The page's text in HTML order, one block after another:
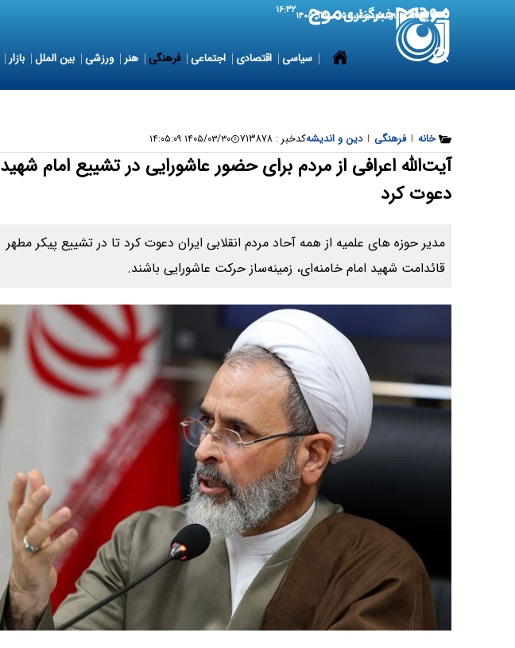
6 August 2026 پنجشنبه ۱۵ مرداد ۱۴۰۵ ۱۶:۳۲
سیاسی اقتصادی اجتماعی فرهنگی هنر ورزشی بین الملل بازار
خانه | فرهنگی | دین و اندیشهکدخبر : ۷۱۳۸۷۸ ۱۴۰۵/۰۳/۳۰ ۱۴:۰۵:۰۹
آیت‌الله اعرافی از مردم برای حضور عاشورایی در تشییع امام شهید
دعوت کرد
مدیر حوزه های علمیه از همه آحاد مردم انقلابی ایران دعوت کرد تا در تشییع پیکر مطهر
قائدامت شهید امام خامنه‌ای، زمینه‌ساز حرکت عاشورایی باشند.